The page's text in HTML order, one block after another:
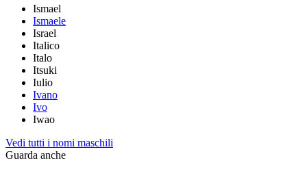
Ismael
Ismaele
Israel
Italico
Italo
Itsuki
Iulio
Ivano
Ivo
Iwao
Vedi tutti i nomi maschili
Guarda anche